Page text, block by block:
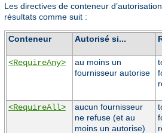
Les directives de conteneur
résultats comme suit :
Conteneur Autorisé si...
<RequireAny>
au moins un
fournisseur autorise
<RequireAll>
aucun fournisseur
ne refuse (et au
moins un autorise)